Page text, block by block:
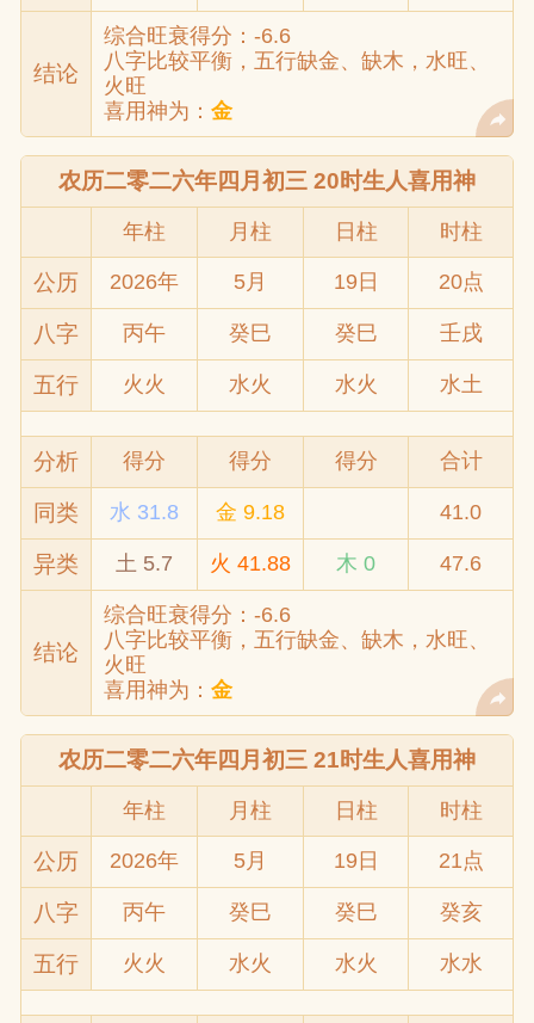
结论
综合旺衰得分：-6.6
八字比较平衡，五行缺金、缺木，水旺、
火旺
喜用神为：金
农历二零二六年四月初三 20时生人喜用神
年柱 月柱 日柱 时柱
公历 2026年 5月 19日 20点
八字 丙午 癸巳 癸巳 壬戌
五行 火火 水火 水火 水土
分析 得分 得分 得分 合计
同类 水 31.8 金 9.18 41.0
异类 土 5.7 火 41.88 木 0 47.6
结论
综合旺衰得分：-6.6
八字比较平衡，五行缺金、缺木，水旺、
火旺
喜用神为：金
农历二零二六年四月初三 21时生人喜用神
年柱 月柱 日柱 时柱
公历 2026年 5月 19日 21点
八字 丙午 癸巳 癸巳 癸亥
五行 火火 水火 水火 水水